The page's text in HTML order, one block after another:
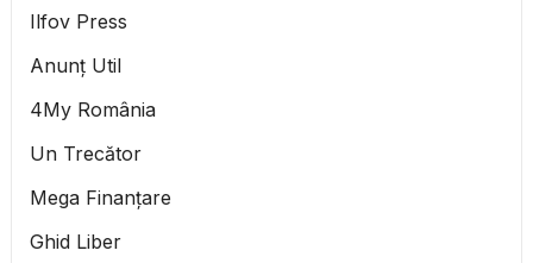
Ilfov Press
Anunț Util
4My România
Un Trecător
Mega Finanțare
Ghid Liber